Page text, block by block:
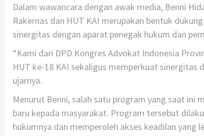
Dalam wawancara dengan awak media, Benni
Rakernas dan HUT KAI merupakan bentuk
sinergitas dengan aparat penegak hukum dan
“Kami dari DPD Kongres Advokat Indonesia
HUT ke-18 KAI sekaligus memperkuat sinergitas
ujarnya.
Menurut Benni, salah satu program yang saat ini
baru kepada masyarakat. Program tersebut
hukumnya dan memperoleh akses keadilan yang